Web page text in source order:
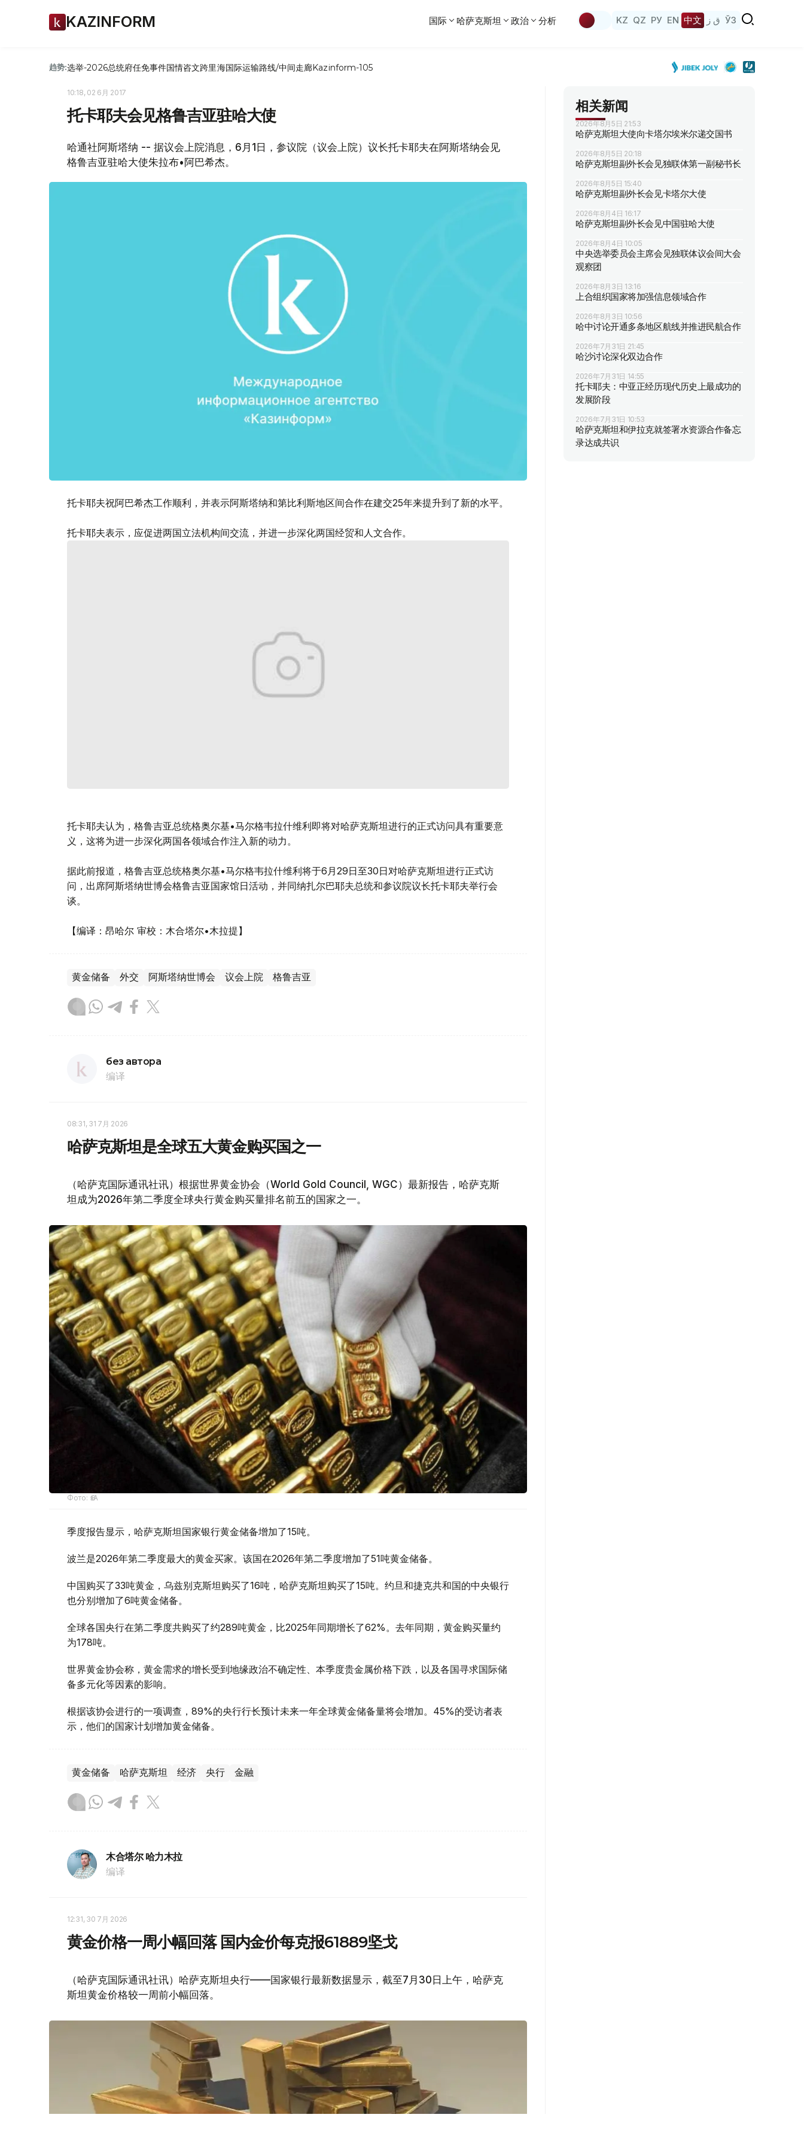
KAZINFORM 国际 哈萨克斯坦 政治 分析 KZ QZ РУ EN 中文 ق ز ЎЗ
趋势:选举-2026总统府任免事件国情咨文跨里海国际运输路线/中间走廊Kazinform-105
10:18, 02 6月 2017
托卡耶夫会见格鲁吉亚驻哈大使
哈通社阿斯塔纳 -- 据议会上院消息，6月1日，参议院（议会上院）议长托卡耶夫在阿斯塔纳会见
格鲁吉亚驻哈大使朱拉布•阿巴希杰。
托卡耶夫祝阿巴希杰工作顺利，并表示阿斯塔纳和第比利斯地区间合作在建交25年来提升到了新的水平。
托卡耶夫表示，应促进两国立法机构间交流，并进一步深化两国经贸和人文合作。
托卡耶夫认为，格鲁吉亚总统格奥尔基•马尔格韦拉什维利即将对哈萨克斯坦进行的正式访问具有重要意
义，这将为进一步深化两国各领域合作注入新的动力。
据此前报道，格鲁吉亚总统格奥尔基•马尔格韦拉什维利将于6月29日至30日对哈萨克斯坦进行正式访
问，出席阿斯塔纳世博会格鲁吉亚国家馆日活动，并同纳扎尔巴耶夫总统和参议院议长托卡耶夫举行会
谈。
【编译：昂哈尔 审校：木合塔尔•木拉提】
黄金储备 外交 阿斯塔纳世博会 议会上院 格鲁吉亚
без автора
编译
08:31, 31 7月 2026
哈萨克斯坦是全球五大黄金购买国之一
（哈萨克国际通讯社讯）根据世界黄金协会（World Gold Council, WGC）最新报告，哈萨克斯
坦成为2026年第二季度全球央行黄金购买量排名前五的国家之一。
Фото: ӨзА
季度报告显示，哈萨克斯坦国家银行黄金储备增加了15吨。
波兰是2026年第二季度最大的黄金买家。该国在2026年第二季度增加了51吨黄金储备。
中国购买了33吨黄金，乌兹别克斯坦购买了16吨，哈萨克斯坦购买了15吨。约旦和捷克共和国的中央银行
也分别增加了6吨黄金储备。
全球各国央行在第二季度共购买了约289吨黄金，比2025年同期增长了62%。去年同期，黄金购买量约
为178吨。
世界黄金协会称，黄金需求的增长受到地缘政治不确定性、本季度贵金属价格下跌，以及各国寻求国际储
备多元化等因素的影响。
根据该协会进行的一项调查，89%的央行行长预计未来一年全球黄金储备量将会增加。45%的受访者表
示，他们的国家计划增加黄金储备。
黄金储备 哈萨克斯坦 经济 央行 金融
木合塔尔 哈力木拉
编译
12:31, 30 7月 2026
黄金价格一周小幅回落 国内金价每克报61889坚戈
（哈萨克国际通讯社讯）哈萨克斯坦央行——国家银行最新数据显示，截至7月30日上午，哈萨克
斯坦黄金价格较一周前小幅回落。
相关新闻
2026年8月5日 21:53
哈萨克斯坦大使向卡塔尔埃米尔递交国书
2026年8月5日 20:18
哈萨克斯坦副外长会见独联体第一副秘书长
2026年8月5日 15:40
哈萨克斯坦副外长会见卡塔尔大使
2026年8月4日 16:17
哈萨克斯坦副外长会见中国驻哈大使
2026年8月4日 10:05
中央选举委员会主席会见独联体议会间大会
观察团
2026年8月3日 13:16
上合组织国家将加强信息领域合作
2026年8月3日 10:56
哈中讨论开通多条地区航线并推进民航合作
2026年7月31日 21:45
哈沙讨论深化双边合作
2026年7月31日 14:55
托卡耶夫：中亚正经历现代历史上最成功的
发展阶段
2026年7月31日 10:53
哈萨克斯坦和伊拉克就签署水资源合作备忘
录达成共识